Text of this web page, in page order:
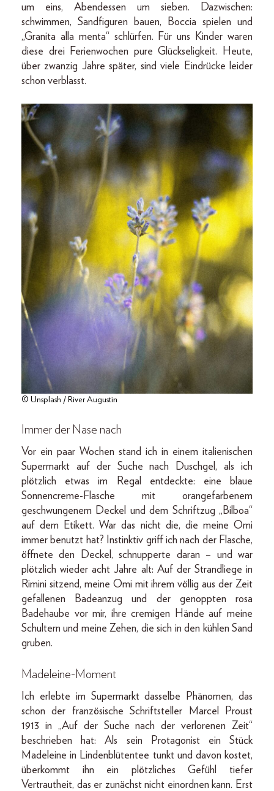
um eins, Abendessen um sieben. Dazwischen:
schwimmen, Sandfiguren bauen, Boccia spielen und
„Granita alla menta“ schlürfen. Für uns Kinder waren
diese drei Ferienwochen pure Glückseligkeit. Heute,
über zwanzig Jahre später, sind viele Eindrücke leider
schon verblasst.
© Unsplash / River Augustin
Immer der Nase nach
Vor ein paar Wochen stand ich in einem italienischen
Supermarkt auf der Suche nach Duschgel, als ich
plötzlich etwas im Regal entdeckte: eine blaue
Sonnencreme-Flasche mit orangefarbenem
geschwungenem Deckel und dem Schriftzug „Bilboa“
auf dem Etikett. War das nicht die, die meine Omi
immer benutzt hat? Instinktiv griff ich nach der Flasche,
öffnete den Deckel, schnupperte daran – und war
plötzlich wieder acht Jahre alt: Auf der Strandliege in
Rimini sitzend, meine Omi mit ihrem völlig aus der Zeit
gefallenen Badeanzug und der genoppten rosa
Badehaube vor mir, ihre cremigen Hände auf meine
Schultern und meine Zehen, die sich in den kühlen Sand
gruben.
Madeleine-Moment
Ich erlebte im Supermarkt dasselbe Phänomen, das
schon der französische Schriftsteller Marcel Proust
1913 in „Auf der Suche nach der verlorenen Zeit“
beschrieben hat: Als sein Protagonist ein Stück
Madeleine in Lindenblütentee tunkt und davon kostet,
überkommt ihn ein plötzliches Gefühl tiefer
Vertrautheit, das er zunächst nicht einordnen kann. Erst